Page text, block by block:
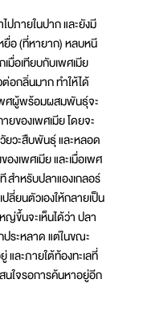
ภายในปาก และยังมี
ยื่อ (ที่หายาก) หลบหนี
มื่อเทียบกับเพศเมีย
อกลิ่นมาก ทำให้ได้
พศผู้พร้อมผสมพันธุ์จะ
ยของเพศเมีย โดยจะ
ยวะสืบพันธุ์ และหลอด
งเพศเมีย และเมื่อเพศ
สำหรับปลาแองเกลอร์
ลี่ยนตัวเองให้กลายเป็น
ญ่ขึ้นจะเห็นได้ว่า ปลา
ระหลาด แต่ในขณะ
ละภายใต้ท้องทะเลที่
ใจรอการค้นหาอยู่อีก